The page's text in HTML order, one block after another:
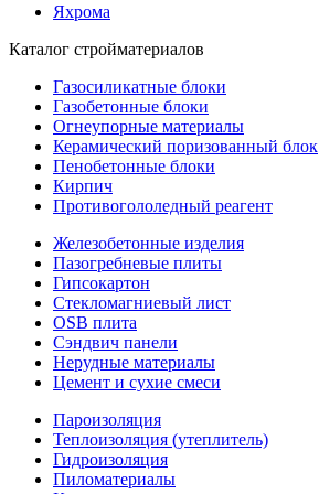
Яхрома
Каталог стройматериалов
Газосиликатные блоки
Газобетонные блоки
Огнеупорные материалы
Керамический поризованный блок
Пенобетонные блоки
Кирпич
Противогололедный реагент
Железобетонные изделия
Пазогребневые плиты
Гипсокартон
Стекломагниевый лист
OSB плита
Сэндвич панели
Нерудные материалы
Цемент и сухие смеси
Пароизоляция
Теплоизоляция (утеплитель)
Гидроизоляция
Пиломатериалы